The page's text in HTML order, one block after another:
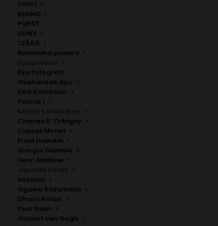
FGHIJ
KLMNO
PQRST
UVWX
YZÅÄÖ
Botaniska posters
Djurposters
Djurfotografi
Illustrerade djur
Fika Kollektion
Formel 1
Kända konstnärer
Charles D’ Orbigny
Claude Monet
Ernst Haeckel
Giorgio Gallesio
Henri Matisse
Japansk konst
Hokusai
Ogawa Kazumasa
Ohara Koson
Paul Nash
Vincent van Gogh
Själevad
Fr. 200.00